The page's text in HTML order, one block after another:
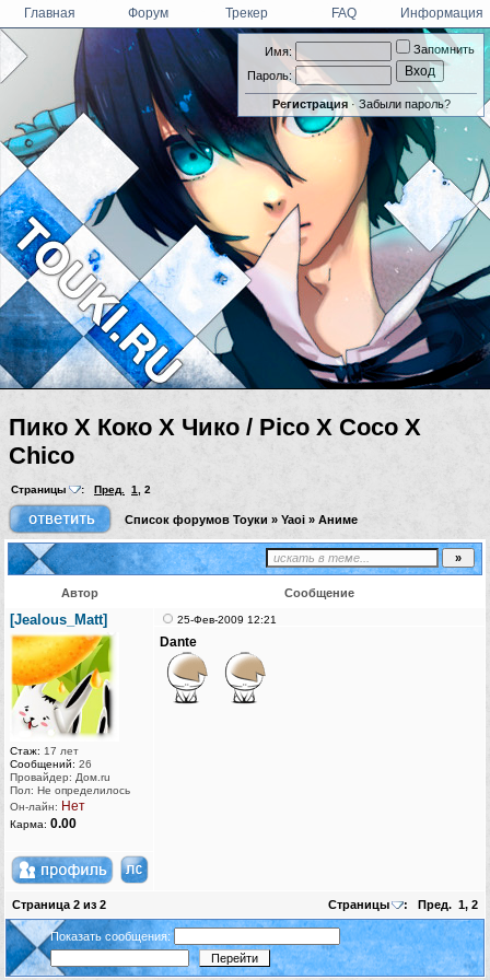
Имя:
Пароль:
Запомнить
Регистрация· Забыли пароль?
Главная Форум Трекер FAQ Информация
Пико Х Коко Х Чико / Pico X Coco X
Chico
Страницы : Пред. 1, 2
Список форумов Тоуки » Yaoi » Аниме
Автор Сообщение
[Jealous_Matt]
Стаж: 17 лет
Сообщений: 26
Провайдер: Дом.ru
Пол: Не определилось
Он-лайн: Нет
Карма: 0.00
25-Фев-2009 12:21
Dante
Страница 2 из 2 Страницы : Пред. 1, 2
Показать сообщения: